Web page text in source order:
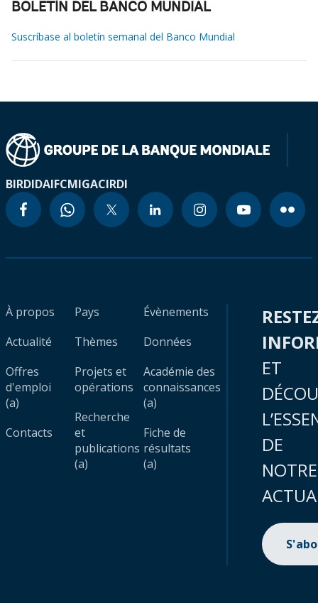
BOLETÍN DEL BANCO MUNDIAL
Suscríbase al boletín semanal del Banco Mundial
BIRDIDAIFCMIGACIRDI
À propos
Actualité
Offres
d'emploi
(a)
Contacts
Pays
Thèmes
Projets et
opérations
Recherche
et
publications
(a)
Évènements
Données
Académie des
connaissances
(a)
Fiche de
résultats
(a)
ET
DE
NOTRE